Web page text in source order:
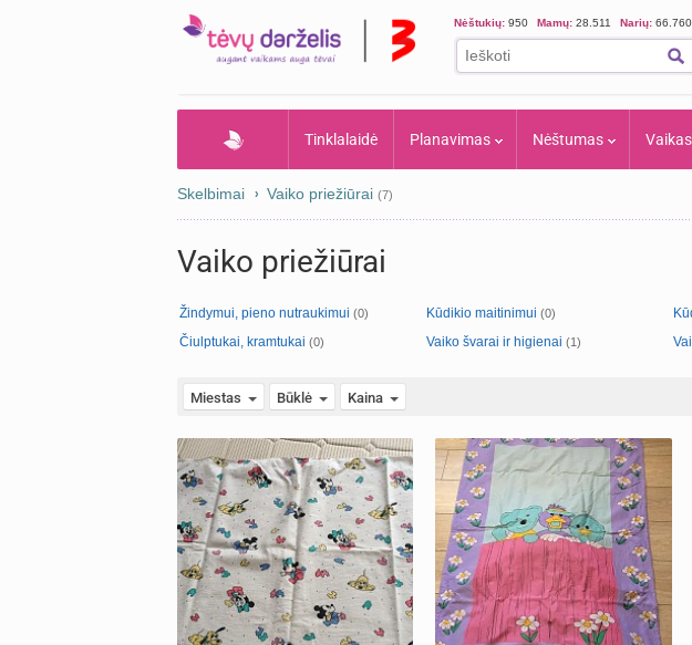
Nėštukių: 950 Mamų: 28.511 Narių: 66.760
Tinklalaidė Planavimas Nėštumas Vaikas
Skelbimai Vaiko priežiūrai (7)
Vaiko priežiūrai
Žindymui, pieno nutraukimui (0) Kūdikio maitinimui (0)
Čiulptukai, kramtukai (0) Vaiko švarai ir higienai (1)
Miestas Būklė Kaina